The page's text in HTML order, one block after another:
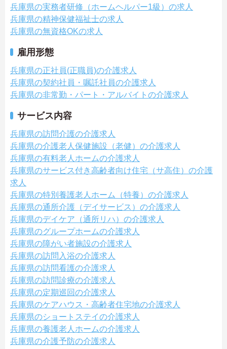
兵庫県の実務者研修（ホームヘルパー1級）の求人
兵庫県の精神保健福祉士の求人
兵庫県の無資格OKの求人
雇用形態
兵庫県の正社員(正職員)の介護求人
兵庫県の契約社員・嘱託社員の介護求人
兵庫県の非常勤・パート・アルバイトの介護求人
サービス内容
兵庫県の訪問介護の介護求人
兵庫県の介護老人保健施設（老健）の介護求人
兵庫県の有料老人ホームの介護求人
兵庫県のサービス付き高齢者向け住宅（サ高住）の介護
求人
兵庫県の特別養護老人ホーム（特養）の介護求人
兵庫県の通所介護（デイサービス）の介護求人
兵庫県のデイケア（通所リハ）の介護求人
兵庫県のグループホームの介護求人
兵庫県の障がい者施設の介護求人
兵庫県の訪問入浴の介護求人
兵庫県の訪問看護の介護求人
兵庫県の訪問診療の介護求人
兵庫県の定期巡回の介護求人
兵庫県のケアハウス・高齢者住宅地の介護求人
兵庫県のショートステイの介護求人
兵庫県の養護老人ホームの介護求人
兵庫県の介護予防の介護求人